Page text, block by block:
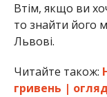
Втім, якщо ви
то знайти його
Львові.
Читайте також:
гривень |